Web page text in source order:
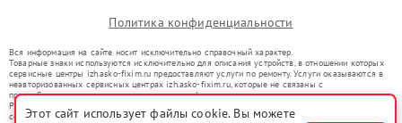
Политика конфиденциальности
Вся информация на сайте носит исключительно справочный характер.
Товарные знаки используются исключительно для описания устройств, в отношении которых
сервисные центры izh.asko-fixim.ru предоставляют услуги по ремонту. Услуги оказываются в
неавторизованных сервисных центрах izh.asko-fixim.ru, которые не связаны с
правообладателями товарных знаков или их официальными представителями.
Ремонт осуществляется для устройств, уже введенных в гражданский оборот в соответствии
со статьей 1487 ГК РФ.
Этот сайт использует файлы cookie. Вы можете